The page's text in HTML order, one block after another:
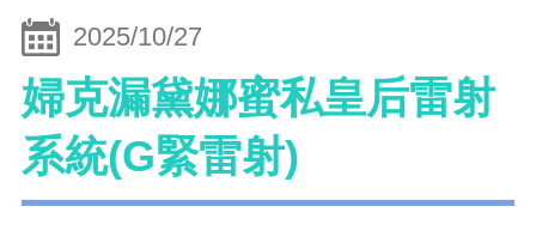
2025/10/27
婦克漏黛娜蜜私皇后雷射
系統(G緊雷射)